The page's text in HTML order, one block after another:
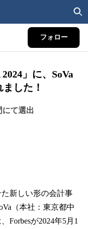
フォロー
」に、SoVa
した！
て選出
新しい形の会計事
（本社：東京都中
Forbesが2024年5月1